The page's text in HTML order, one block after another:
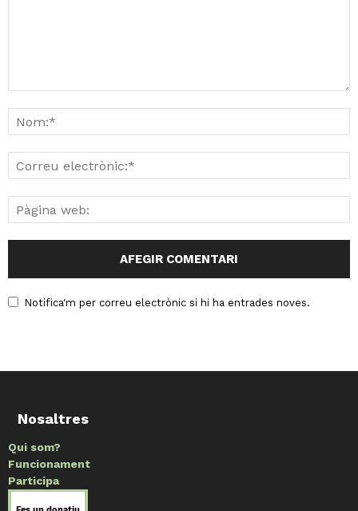
Notifica'm per correu electrònic si hi ha entrades noves.
Nosaltres
Qui som?
Funcionament
Participa